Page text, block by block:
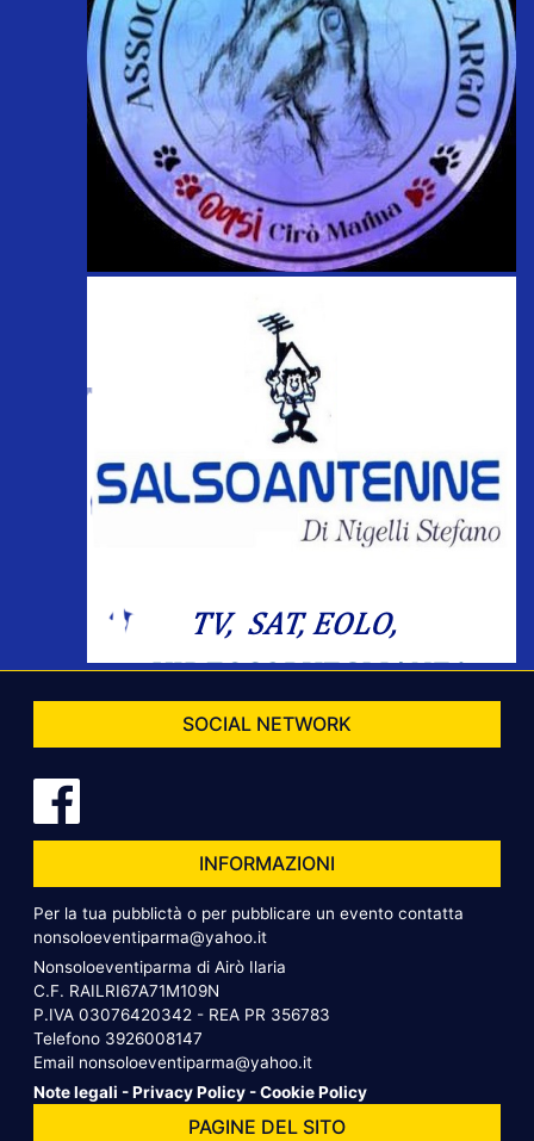
SOCIAL NETWORK
INFORMAZIONI
Per la tua pubblictà o per pubblicare un evento contatta
nonsoloeventiparma@yahoo.it
Nonsoloeventiparma di Airò Ilaria
C.F. RAILRI67A71M109N
P.IVA 03076420342 - REA PR 356783
Telefono 3926008147
Email nonsoloeventiparma@yahoo.it
Note legali -Privacy Policy -Cookie Policy
PAGINE DEL SITO